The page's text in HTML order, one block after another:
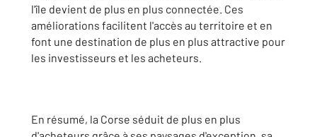
l'île devient de plus en plus connectée. Ces
améliorations facilitent l'accès au territoire et en
font une destination de plus en plus attractive pour
les investisseurs et les acheteurs.
En résumé, la Corse séduit de plus en plus